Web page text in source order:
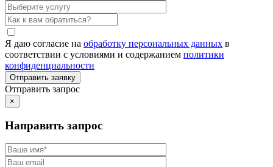
Я даю согласие на обработку персональных данных в
соответствии с условиями и содержанием политики
конфиденциальности
Отправить запрос
×
Направить запрос